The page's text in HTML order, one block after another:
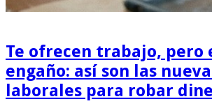
Te ofrecen trabajo, pero
engaño: así son las
laborales para robar